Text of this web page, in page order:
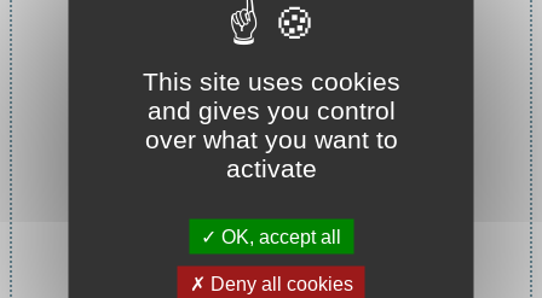
This site uses cookies
and gives you control
over what you want to
activate
OK, accept all
Deny all cookies